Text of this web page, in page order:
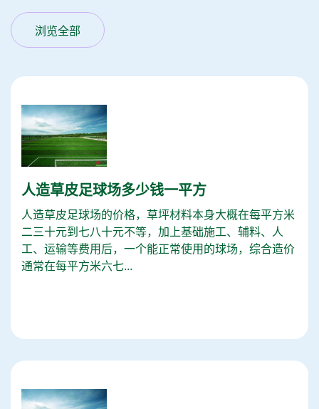
浏览全部
人造草皮足球场多少钱一平方
人造草皮足球场的价格，草坪材料本身大概在每平方米
二三十元到七八十元不等，加上基础施工、辅料、人
工、运输等费用后，一个能正常使用的球场，综合造价
通常在每平方米六七...